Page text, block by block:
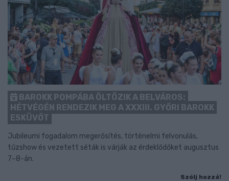
BAROKK POMPÁBA ÖLTÖZIK A BELVÁROS:
HÉTVÉGÉN RENDEZIK MEG A XXXIII. GYŐRI BAROKK
ESKÜVŐT
Jubileumi fogadalom megerősítés, történelmi felvonulás,
tűzshow és vezetett séták is várják az érdeklődőket augusztus
7–8-án.
Szólj hozzá!